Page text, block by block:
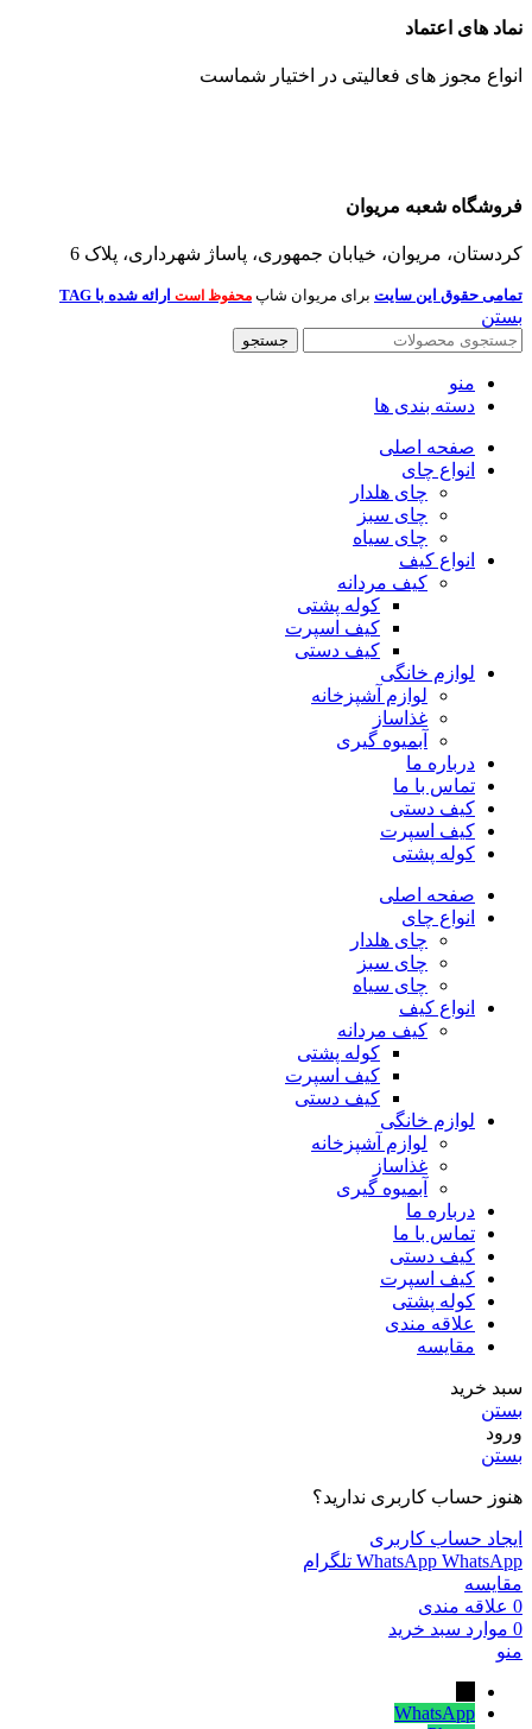
نماد های اعتماد
انواع مجوز های فعالیتی در اختیار شماست
فروشگاه شعبه مریوان
کردستان، مریوان، خیابان جمهوری، پاساژ شهرداری، پلاک 6
تمامی حقوق این سایت برای مریوان شاپ محفوظ است ارائه شده با TAG
بستن
جستجو
منو
دسته بندی ها
صفحه اصلی
انواع چای
چای هلدار
چای سبز
چای سیاه
انواع کیف
کیف مردانه
کوله پشتی
کیف اسپرت
کیف دستی
لوازم خانگی
لوازم آشپزخانه
غذاساز
آبمیوه گیری
درباره ما
تماس با ما
کیف دستی
کیف اسپرت
کوله پشتی
صفحه اصلی
انواع چای
چای هلدار
چای سبز
چای سیاه
انواع کیف
کیف مردانه
کوله پشتی
کیف اسپرت
کیف دستی
لوازم خانگی
لوازم آشپزخانه
غذاساز
آبمیوه گیری
درباره ما
تماس با ما
کیف دستی
کیف اسپرت
کوله پشتی
علاقه مندی
مقایسه
سبد خرید
بستن
ورود
بستن
هنوز حساب کاربری ندارید؟
ایجاد حساب کاربری
WhatsApp WhatsApp
تلگرام
مقایسه
0 علاقه مندی
0 موارد سبد خرید
منو
WhatsApp